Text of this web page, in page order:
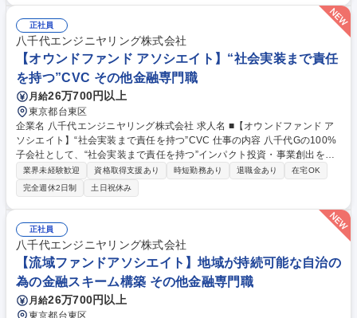
の折衝業務 【本ポジションの特徴】 多くの設計事務所では工程ごとに分
業化されていますが、当社では「全部やる」のが基本。入社半年～1年は
社長直下で業務を学び、2年目以降はプロジェクトリーダーとして、デザ
イン性の高い案件を牽引していただきます 募集職種 実務未経験/第二新卒
歓迎【名古屋/意匠設計】共同住宅/デザイン性の高い案件◎
正社員
八千代エンジニヤリング株式会社
【オウンドファンド アソシエイト】“社会実装まで責任
を持つ”CVC その他金融専門職
月給26万700円以上
東京都台東区
企業名 八千代エンジニヤリング株式会社 求人名 ■【オウンドファンド ア
ソシエイト】“社会実装まで責任を持つ”CVC 仕事の内容 八千代Gの100%
子会社として、“社会実装まで責任を持つ”インパクト投資・事業創出を推
進するCVCにて、投資実務に加え、社会システム・公共性の高い領域での
実装設計まで踏み込み、案件を推進いただきます。 (1)投資実務:■ソーシ
ング(起業家/VC/CVC/研究機関、等)■ビジネスDD■インパクトDD■財務分
析・Valuation■投資委員会向け資料作成、投資ストラクチャ検討(2)投資後
支援:■投資先の事業計画・KPI設計支援■大企業・自治体・海外パートナー
との協業設計■ガバナンス・契約・モニタリング(3)戦略・仕組みづくり:■
投資戦略・テーマToCのアップデート■Deal flowの仕組み化■インパクトK
PIの標準化、投資後の進捗管理設計 募集職種 ■【オウンドファンド アソシ
エイト】“社会実装まで責任を持つ”CVC
業界未経験歓迎 資格取得支援あり 時短勤務あり 退職金あり
在宅OK
完全週休2日制
土日祝休み
正社員
八千代エンジニヤリング株式会社
【流域ファンドアソシエイト】地域が持続可能な自治の
為の金融スキーム構築 その他金融専門職
月給26万700円以上
東京都台東区